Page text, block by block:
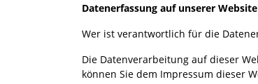
Datenerfassung auf unserer Website
Wer ist verantwortlich für die
Die Datenverarbeitung auf dieser
können Sie dem Impressum dieser